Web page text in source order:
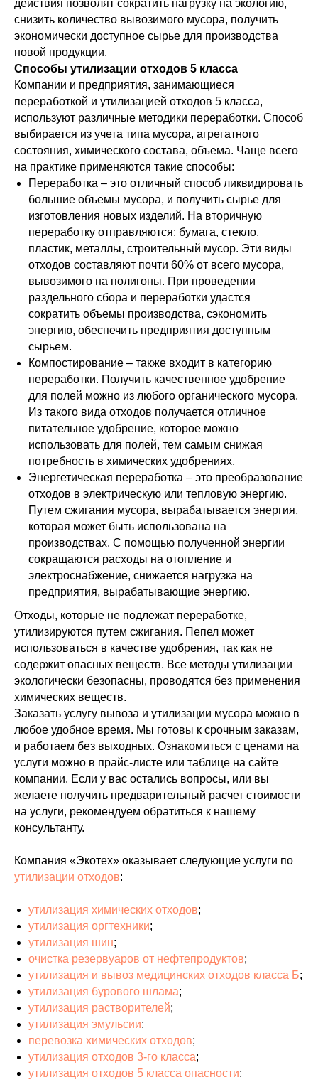
действия позволят сократить нагрузку на экологию,
снизить количество вывозимого мусора, получить
экономически доступное сырье для производства
новой продукции.
Способы утилизации отходов 5 класса
Компании и предприятия, занимающиеся
переработкой и утилизацией отходов 5 класса,
используют различные методики переработки. Способ
выбирается из учета типа мусора, агрегатного
состояния, химического состава, объема. Чаще всего
на практике применяются такие способы:
Переработка – это отличный способ ликвидировать
большие объемы мусора, и получить сырье для
изготовления новых изделий. На вторичную
переработку отправляются: бумага, стекло,
пластик, металлы, строительный мусор. Эти виды
отходов составляют почти 60% от всего мусора,
вывозимого на полигоны. При проведении
раздельного сбора и переработки удастся
сократить объемы производства, сэкономить
энергию, обеспечить предприятия доступным
сырьем.
Компостирование – также входит в категорию
переработки. Получить качественное удобрение
для полей можно из любого органического мусора.
Из такого вида отходов получается отличное
питательное удобрение, которое можно
использовать для полей, тем самым снижая
потребность в химических удобрениях.
Энергетическая переработка – это преобразование
отходов в электрическую или тепловую энергию.
Путем сжигания мусора, вырабатывается энергия,
которая может быть использована на
производствах. С помощью полученной энергии
сокращаются расходы на отопление и
электроснабжение, снижается нагрузка на
предприятия, вырабатывающие энергию.
Отходы, которые не подлежат переработке,
утилизируются путем сжигания. Пепел может
использоваться в качестве удобрения, так как не
содержит опасных веществ. Все методы утилизации
экологически безопасны, проводятся без применения
химических веществ.
Заказать услугу вывоза и утилизации мусора можно в
любое удобное время. Мы готовы к срочным заказам,
и работаем без выходных. Ознакомиться с ценами на
услуги можно в прайс-листе или таблице на сайте
компании. Если у вас остались вопросы, или вы
желаете получить предварительный расчет стоимости
на услуги, рекомендуем обратиться к нашему
консультанту.
Компания «Экотех» оказывает следующие услуги по
утилизации отходов:
утилизация химических отходов;
утилизация оргтехники;
утилизация шин;
очистка резервуаров от нефтепродуктов;
утилизация и вывоз медицинских отходов класса Б;
утилизация бурового шлама;
утилизация растворителей;
утилизация эмульсии;
перевозка химических отходов;
утилизация отходов 3-го класса;
утилизация отходов 5 класса опасности;